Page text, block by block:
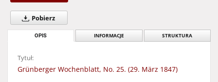
Pobierz
OPIS INFORMACJE STRUKTURA
Tytuł:
Grünberger Wochenblatt, No. 25. (29. März 1847)